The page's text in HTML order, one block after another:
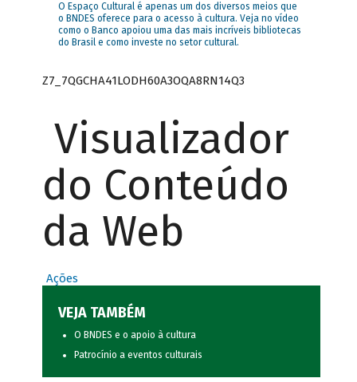
O Espaço Cultural é apenas um dos diversos meios que
o BNDES oferece para o acesso à cultura. Veja no vídeo
como o Banco apoiou uma das mais incríveis bibliotecas
do Brasil e como investe no setor cultural.
Z7_7QGCHA41LODH60A3OQA8RN14Q3
Visualizador
do Conteúdo
da Web
Ações
VEJA TAMBÉM
O BNDES e o apoio à cultura
Patrocínio a eventos culturais